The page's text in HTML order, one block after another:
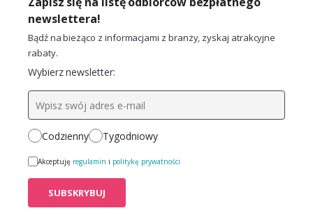
newslettera!
Bądź na bieżąco z informacjami z branży, zyskaj atrakcyjne
rabaty.
Wybierz newsletter:
Codzienny Tygodniowy
Akceptuję regulamin i politykę prywatności